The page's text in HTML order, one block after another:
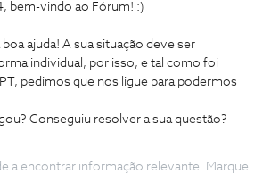
bem-vindo ao Fórum! :)
ajuda! A sua situação deve ser
individual, por isso, e tal como foi
pedimos que nos ligue para podermos
Conseguiu resolver a sua questão?
a encontrar informação relevante. Marque